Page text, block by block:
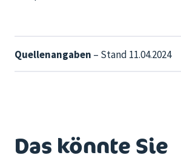
Quellenangaben – Stand 11.04.2024
Das könnte Sie